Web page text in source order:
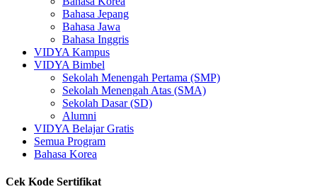
Bahasa Jepang
Bahasa Jawa
Bahasa Inggris
VIDYA Kampus
VIDYA Bimbel
Sekolah Menengah Pertama (SMP)
Sekolah Menengah Atas (SMA)
Sekolah Dasar (SD)
Alumni
VIDYA Belajar Gratis
Semua Program
Bahasa Korea
Cek Kode Sertifikat